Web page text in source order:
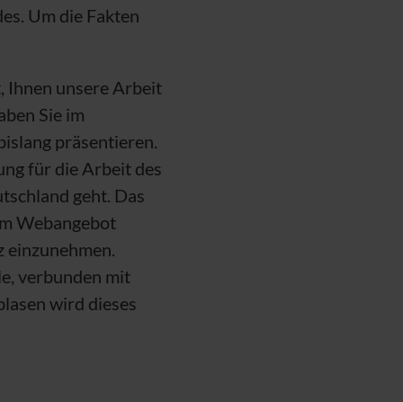
Um die Fakten
Ihnen unsere Arbeit
Sie im
präsentieren.
für die Arbeit des
geht. Das
Webangebot
einzunehmen.
verbunden mit
wird dieses